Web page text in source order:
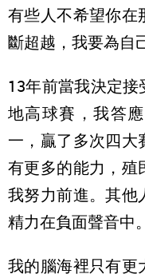
有些人不希望你在
斷超越，我要為自
13年前當我決定
地高球賽，我答
一，贏了多次四大
有更多的能力，殖
我努力前進。其他
精力在負面聲音中。
我的腦海裡只有更